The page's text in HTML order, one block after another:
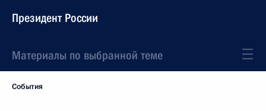
Президент России
Материалы по выбранной теме
События